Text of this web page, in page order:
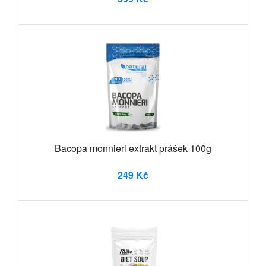
Bacopa monnieri extrakt prášek 100g
249 Kč